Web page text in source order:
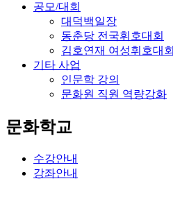
공모/대회
대덕백일장
동춘당 전국휘호대회
김호연재 여성휘호대회
기타 사업
인문학 강의
문화원 직원 역량강화
문화학교
수강안내
강좌안내